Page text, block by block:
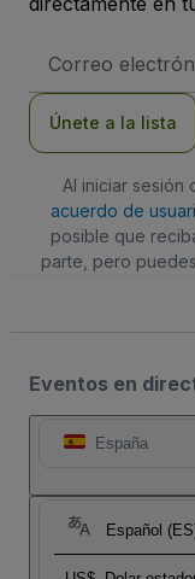
de
Únete a la lista
Al iniciar sesión
acuerdo de
posible que
parte, pero
Eventos en
España
Español